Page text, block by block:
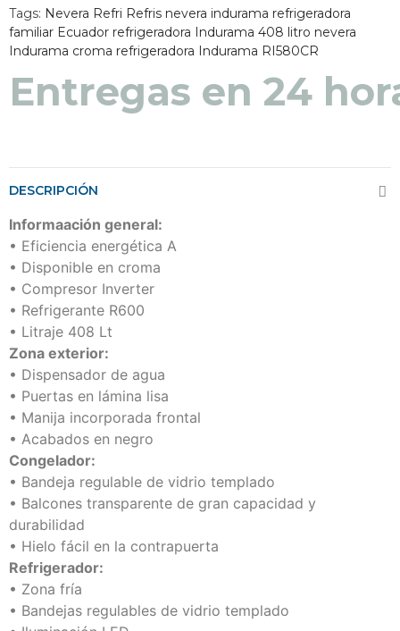
Tags: Nevera Refri Refris nevera indurama refrigeradora
familiar Ecuador refrigeradora Indurama 408 litro nevera
Indurama croma refrigeradora Indurama RI580CR
Entregas en 48 a
DESCRIPCIÓN
Informaación general:
• Eficiencia energética A
• Disponible en croma
• Compresor Inverter
• Refrigerante R600
• Litraje 408 Lt
Zona exterior:
• Dispensador de agua
• Puertas en lámina lisa
• Manija incorporada frontal
• Acabados en negro
Congelador:
• Bandeja regulable de vidrio templado
• Balcones transparente de gran capacidad y
durabilidad
• Hielo fácil en la contrapuerta
Refrigerador:
• Zona fría
• Bandejas regulables de vidrio templado